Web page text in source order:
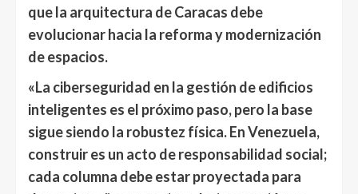
que la arquitectura de Caracas debe
evolucionar hacia la reforma y modernización
de espacios.
«La ciberseguridad en la gestión de edificios
inteligentes es el próximo paso, pero la base
sigue siendo la robustez física. En Venezuela,
construir es un acto de responsabilidad social;
cada columna debe estar proyectada para